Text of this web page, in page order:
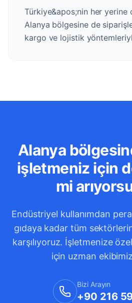
Türkiye&apos;nin her yerine
Alanya bölgesine de
kargo ve lojistik
Alanya
işletmeniz için
mi
Endüstriyel kullanımdan
gıdaya kadar tüm
karşılıyoruz. İşletmenize
için uzman
Bizi Arayın
+90 216